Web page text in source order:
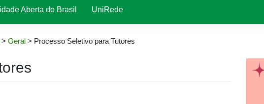
Aberta do Brasil UniRede
> Geral > Processo Seletivo para Tutores